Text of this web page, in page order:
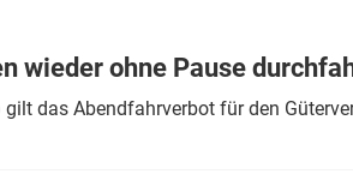
wieder ohne Pause
das Abendfahrverbot für den